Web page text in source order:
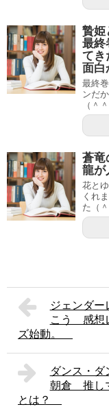
贄
最
てき
面白
最終
ンだ
（＾
蒼
龍
花と
くれ
た（
ジェンダ
こう 感想
ズ始動。
ダンス・
朝倉 推し
とは？